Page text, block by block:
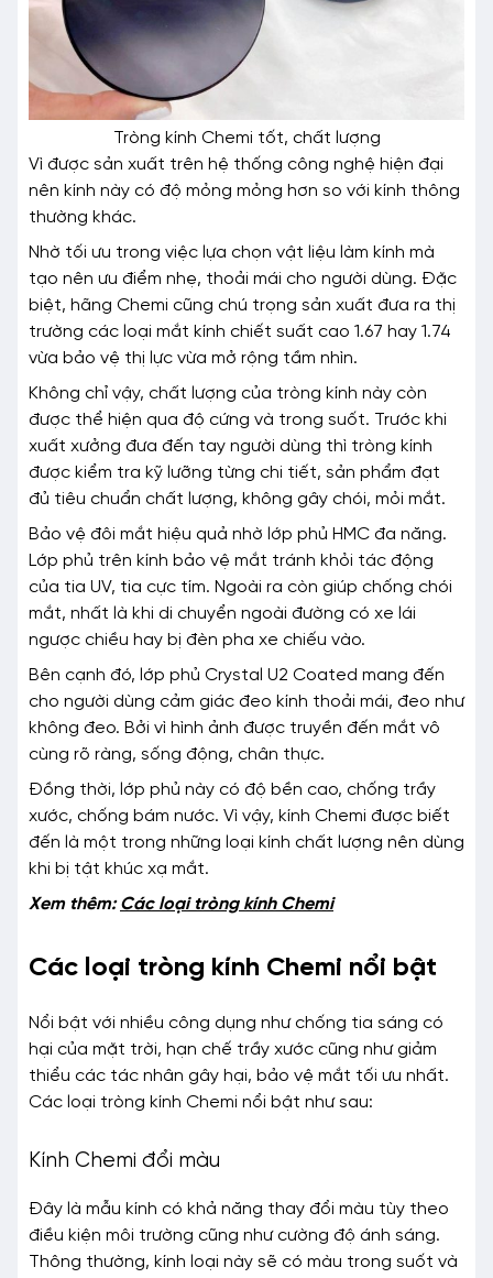
Tròng kính Chemi tốt, chất lượng
Vì được sản xuất trên hệ thống công nghệ hiện đại
nên kính này có độ mỏng mỏng hơn so với kính thông
thường khác.
Nhờ tối ưu trong việc lựa chọn vật liệu làm kính mà
tạo nên ưu điểm nhẹ, thoải mái cho người dùng. Đặc
biệt, hãng Chemi cũng chú trọng sản xuất đưa ra thị
trường các loại mắt kính chiết suất cao 1.67 hay 1.74
vừa bảo vệ thị lực vừa mở rộng tầm nhìn.
Không chỉ vậy, chất lượng của tròng kính này còn
được thể hiện qua độ cứng và trong suốt. Trước khi
xuất xưởng đưa đến tay người dùng thì tròng kính
được kiểm tra kỹ lưỡng từng chi tiết, sản phẩm đạt
đủ tiêu chuẩn chất lượng, không gây chói, mỏi mắt.
Bảo vệ đôi mắt hiệu quả nhờ lớp phủ HMC đa năng.
Lớp phủ trên kính bảo vệ mắt tránh khỏi tác động
của tia UV, tia cực tím. Ngoài ra còn giúp chống chói
mắt, nhất là khi di chuyển ngoài đường có xe lái
ngược chiều hay bị đèn pha xe chiếu vào.
Bên cạnh đó, lớp phủ Crystal U2 Coated mang đến
cho người dùng cảm giác đeo kính thoải mái, đeo như
không đeo. Bởi vì hình ảnh được truyền đến mắt vô
cùng rõ ràng, sống động, chân thực.
Đồng thời, lớp phủ này có độ bền cao, chống trầy
xước, chống bám nước. Vì vậy, kính Chemi được biết
đến là một trong những loại kính chất lượng nên dùng
khi bị tật khúc xạ mắt.
Xem thêm:Các loại tròng kính Chemi
Các loại tròng kính Chemi nổi bật
Nổi bật với nhiều công dụng như chống tia sáng có
hại của mặt trời, hạn chế trầy xước cũng như giảm
thiểu các tác nhân gây hại, bảo vệ mắt tối ưu nhất.
Các loại tròng kính Chemi nổi bật như sau:
Kính Chemi đổi màu
Đây là mẫu kính có khả năng thay đổi màu tùy theo
điều kiện môi trường cũng như cường độ ánh sáng.
Thông thường, kính loại này sẽ có màu trong suốt và